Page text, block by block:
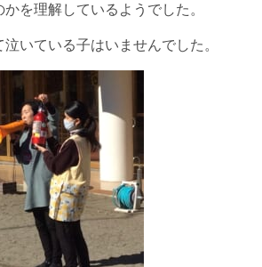
を理解しているようでした。
いている子はいませんでした。